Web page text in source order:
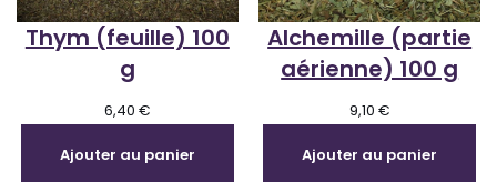
Thym (feuille) 100
g
6,40 €
Ajouter au panier
Alchemille (partie
aérienne) 100 g
9,10 €
Ajouter au panier